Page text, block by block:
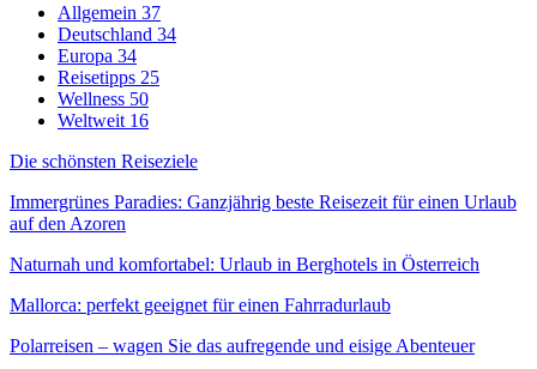
Allgemein 37
Deutschland 34
Europa 34
Reisetipps 25
Wellness 50
Weltweit 16
Die schönsten Reiseziele
Immergrünes Paradies: Ganzjährig beste Reisezeit für einen Urlaub
auf den Azoren
Naturnah und komfortabel: Urlaub in Berghotels in Österreich
Mallorca: perfekt geeignet für einen Fahrradurlaub
Polarreisen – wagen Sie das aufregende und eisige Abenteuer